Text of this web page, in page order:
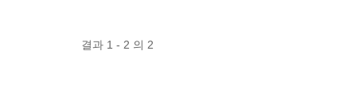
결과 1 - 2 의 2